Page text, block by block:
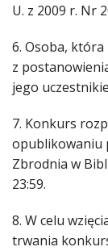
U. z 2009 r. Nr
6. Osoba,
z
jego
7. Konkurs
opublikowaniu
Zbrodnia w
23:59.
8. W celu
trwania